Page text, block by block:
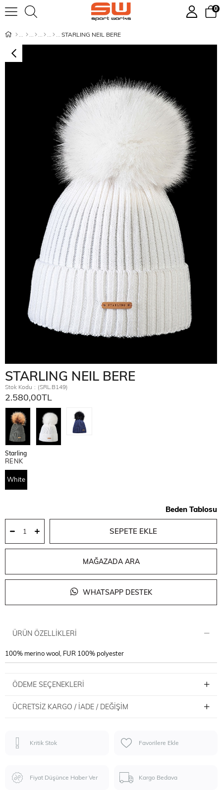
0
STARLING NEIL BERE
STARLING NEIL BERE
Stok Kodu (SRL.B149)
2.580,00TL
Starling
RENK
White
Beden Tablosu
MAĞAZADA ARA
WHATSAPP DESTEK
ÜRÜN ÖZELLIKLERI
100% merino wool, FUR 100% polyester
ÖDEME SEÇENEKLERI
ÜCRETSIZ KARGO / İADE / DEĞIŞIM
Kritik Stok Favorilere Ekle
Fiyat Düşünce Haber Ver Kargo Bedava